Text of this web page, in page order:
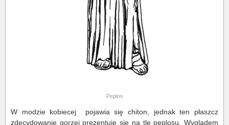
Peplos
W modzie kobiecej pojawia się chiton, jednak ten płaszcz
zdecydowanie gorzej prezentuje się na tle peplosu. Wyglądem